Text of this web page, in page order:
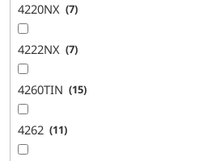
4220NX 7
4222NX 7
4260TIN 15
4262 11